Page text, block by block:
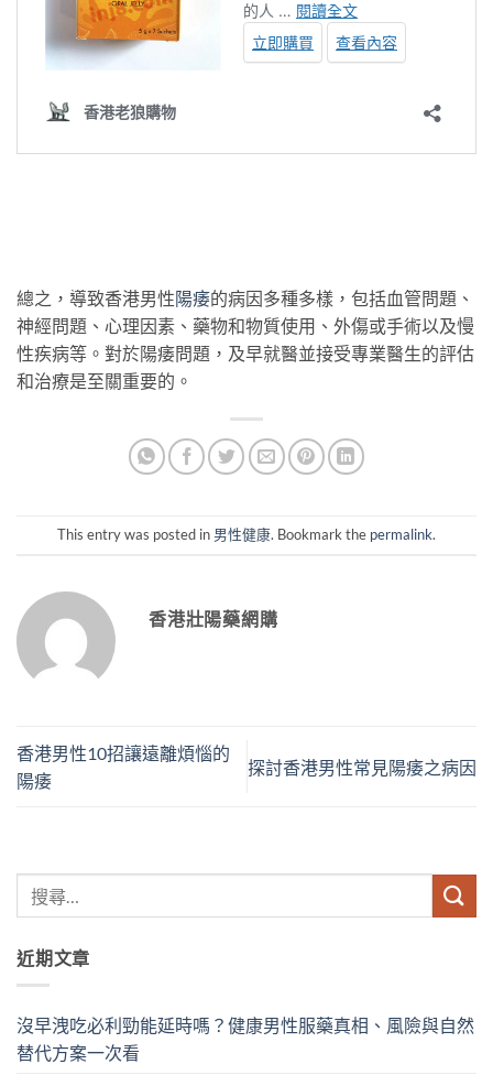
總之，導致香港男性陽痿的病因多種多樣，包括血管問題、
神經問題、心理因素、藥物和物質使用、外傷或手術以及慢
性疾病等。對於陽痿問題，及早就醫並接受專業醫生的評估
和治療是至關重要的。
This entry was posted in 男性健康. Bookmark the permalink.
香港壯陽藥網購
香港男性10招讓遠離煩惱的
陽痿
探討香港男性常見陽痿之病因
近期文章
沒早洩吃必利勁能延時嗎？健康男性服藥真相、風險與自然
替代方案一次看